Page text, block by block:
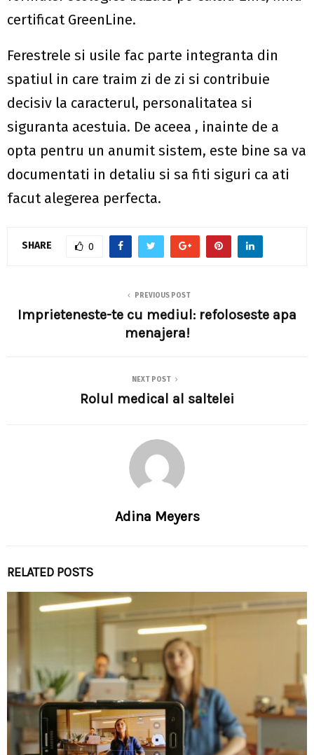
certificat GreenLine.
Ferestrele si usile fac parte integranta din
spatiul in care traim zi de zi si contribuie
decisiv la caracterul, personalitatea si
siguranta acestuia. De aceea , inainte de a
opta pentru un anumit sistem, este bine sa va
documentati in detaliu si sa fiti siguri ca ati
facut alegerea perfecta.
SHARE 0
PREVIOUS POST
Imprieteneste-te cu mediul: refoloseste apa
menajera!
NEXT POST
Rolul medical al saltelei
Adina Meyers
RELATED POSTS